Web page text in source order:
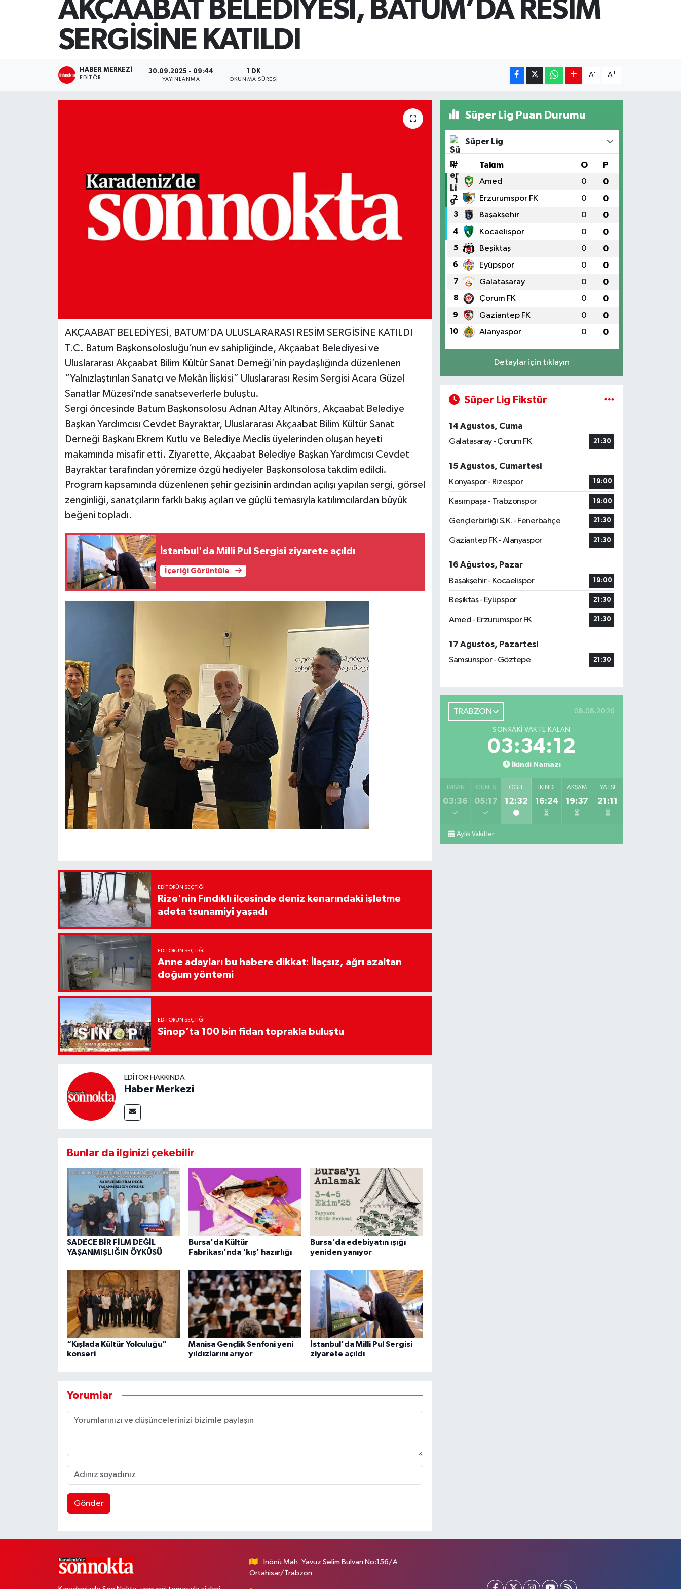
AKÇAABAT BELEDİYESİ, BATUM’DA RESİM
SERGİSİNE KATILDI
HABER MERKEZI
EDITÖR
30.09.2025 - 09:44
YAYINLANMA
1 DK
OKUNMA SÜRESI
A- A+
AKÇAABAT BELEDİYESİ, BATUM’DA ULUSLARARASI RESİM SERGİSİNE KATILDI
T.C. Batum Başkonsolosluğu’nun ev sahipliğinde, Akçaabat Belediyesi ve
Uluslararası Akçaabat Bilim Kültür Sanat Derneği’nin paydaşlığında düzenlenen
“Yalnızlaştırılan Sanatçı ve Mekân İlişkisi” Uluslararası Resim Sergisi Acara Güzel
Sanatlar Müzesi’nde sanatseverlerle buluştu.
Sergi öncesinde Batum Başkonsolosu Adnan Altay Altınörs, Akçaabat Belediye
Başkan Yardımcısı Cevdet Bayraktar, Uluslararası Akçaabat Bilim Kültür Sanat
Derneği Başkanı Ekrem Kutlu ve Belediye Meclis üyelerinden oluşan heyeti
makamında misafir etti. Ziyarette, Akçaabat Belediye Başkan Yardımcısı Cevdet
Bayraktar tarafından yöremize özgü hediyeler Başkonsolosa takdim edildi.
Program kapsamında düzenlenen şehir gezisinin ardından açılışı yapılan sergi, görsel
zenginliği, sanatçıların farklı bakış açıları ve güçlü temasıyla katılımcılardan büyük
beğeni topladı.
İstanbul'da Milli Pul Sergisi ziyarete açıldı
İçeriği Görüntüle
EDITÖRÜN SEÇTIĞI
Rize'nin Fındıklı ilçesinde deniz kenarındaki işletme
adeta tsunamiyi yaşadı
EDITÖRÜN SEÇTIĞI
Anne adayları bu habere dikkat: İlaçsız, ağrı azaltan
doğum yöntemi
EDITÖRÜN SEÇTIĞI
Sinop’ta 100 bin fidan toprakla buluştu
EDITÖR HAKKINDA
Haber Merkezi
Bunlar da ilginizi çekebilir
SADECE BİR FİLM DEĞİL
YAŞANMIŞLIĞIN ÖYKÜSÜ
Bursa'da Kültür
Fabrikası'nda 'kış' hazırlığı
Bursa'da edebiyatın ışığı
yeniden yanıyor
“Kışlada Kültür Yolculuğu”
konseri
Manisa Gençlik Senfoni yeni
yıldızlarını arıyor
İstanbul'da Milli Pul Sergisi
ziyarete açıldı
Yorumlar
Gönder
Süper Lig Puan Durumu
Süper Lig
# Takım O P
1 Amed 0 0
2 Erzurumspor FK 0 0
3 Başakşehir 0 0
4 Kocaelispor 0 0
5 Beşiktaş 0 0
6 Eyüpspor 0 0
7 Galatasaray 0 0
8 Çorum FK 0 0
9 Gaziantep FK 0 0
10 Alanyaspor 0 0
Detaylar için tıklayın
Süper Lig Fikstür
14 Ağustos, Cuma
Galatasaray - Çorum FK
21:30
15 Ağustos, Cumartesi
Konyaspor - Rizespor
19:00
Kasımpaşa - Trabzonspor 19:00
Gençlerbirliği S.K. - Fenerbahçe 21:30
Gaziantep FK - Alanyaspor 21:30
16 Ağustos, Pazar
Başakşehir - Kocaelispor
19:00
Beşiktaş - Eyüpspor 21:30
Amed - Erzurumspor FK 21:30
17 Ağustos, Pazartesi
Samsunspor - Göztepe
21:30
TRABZON 08.08.2026
SONRAKI VAKTE KALAN
03:34:11
İkindi Namazı
İMSAK
03:36
GÜNEŞ
05:17
ÖĞLE
12:32
İKINDI
16:24
AKŞAM
19:37
YATSI
21:11
Aylık Vakitler
İnönü Mah. Yavuz Selim Bulvarı No:156/A
Ortahisar/Trabzon
SİYASET
Teknoloji
TRABZON